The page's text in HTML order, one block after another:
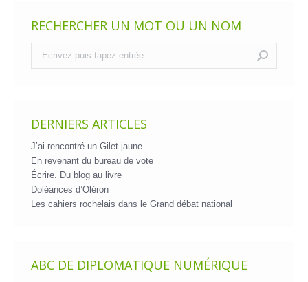
RECHERCHER UN MOT OU UN NOM
DERNIERS ARTICLES
J’ai rencontré un Gilet jaune
En revenant du bureau de vote
Écrire. Du blog au livre
Doléances d’Oléron
Les cahiers rochelais dans le Grand débat national
ABC DE DIPLOMATIQUE NUMÉRIQUE